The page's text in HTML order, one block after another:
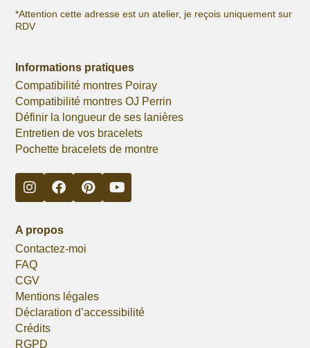
*Attention cette adresse est un atelier, je reçois uniquement sur
RDV
Informations pratiques
Compatibilité montres Poiray
Compatibilité montres OJ Perrin
Définir la longueur de ses lanières
Entretien de vos bracelets
Pochette bracelets de montre
A propos
Contactez-moi
FAQ
CGV
Mentions légales
Déclaration d’accessibilité
Crédits
RGPD